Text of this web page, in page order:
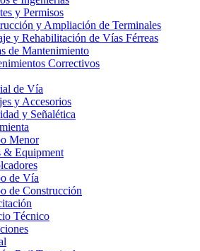
y Permisos
y Ampliación de Terminales
y Rehabilitación de Vías Férreas
de Mantenimiento
Correctivos
de Vía
y Accesorios
y Señalética
Menor
& Equipment
de Vía
de Construcción
Técnico